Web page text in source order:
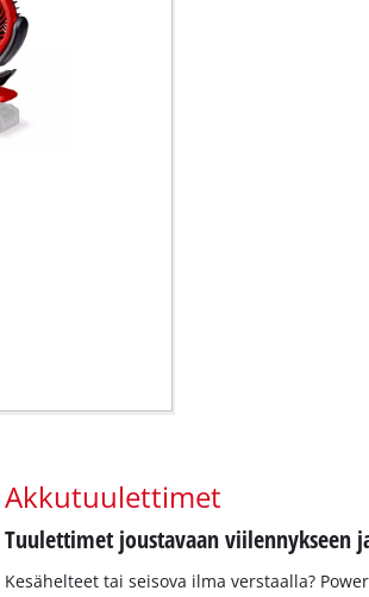
Akkutuulettimet
Tuulettimet joustavaan
Kesähelteet tai seisova ilma verstaalla?